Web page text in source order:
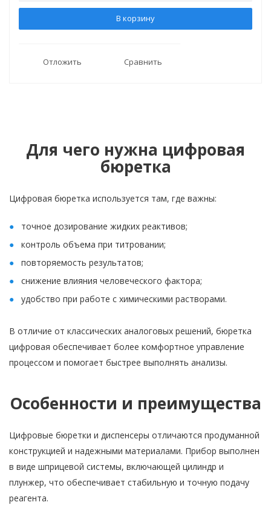
В корзину
Отложить Сравнить
Для чего нужна цифровая
бюретка
Цифровая бюретка используется там, где важны:
точное дозирование жидких реактивов;
контроль объема при титровании;
повторяемость результатов;
снижение влияния человеческого фактора;
удобство при работе с химическими растворами.
В отличие от классических аналоговых решений, бюретка
цифровая обеспечивает более комфортное управление
процессом и помогает быстрее выполнять анализы.
Особенности и преимущества
Цифровые бюретки и диспенсеры отличаются продуманной
конструкцией и надежными материалами. Прибор выполнен
в виде шприцевой системы, включающей цилиндр и
плунжер, что обеспечивает стабильную и точную подачу
реагента.